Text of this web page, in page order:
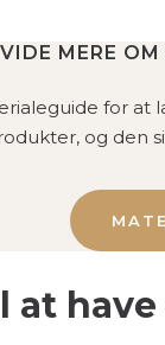
MERE OM
for at
og den